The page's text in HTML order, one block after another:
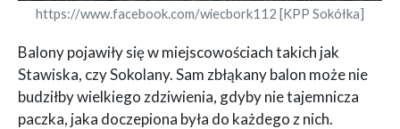
https://www.facebook.com/wiecbork112 [KPP Sokółka]
Balony pojawiły się w miejscowościach takich jak
Stawiska, czy Sokolany. Sam zbłąkany balon może nie
budziłby wielkiego zdziwienia, gdyby nie tajemnicza
paczka, jaka doczepiona była do każdego z nich.